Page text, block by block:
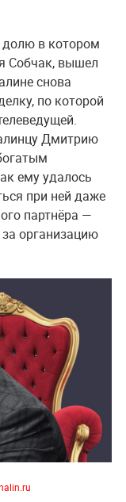
долю в котором
Собчак, вышел
снова
по которой
Дмитрию
ему удалось
при ней даже
партнёра —
организацию